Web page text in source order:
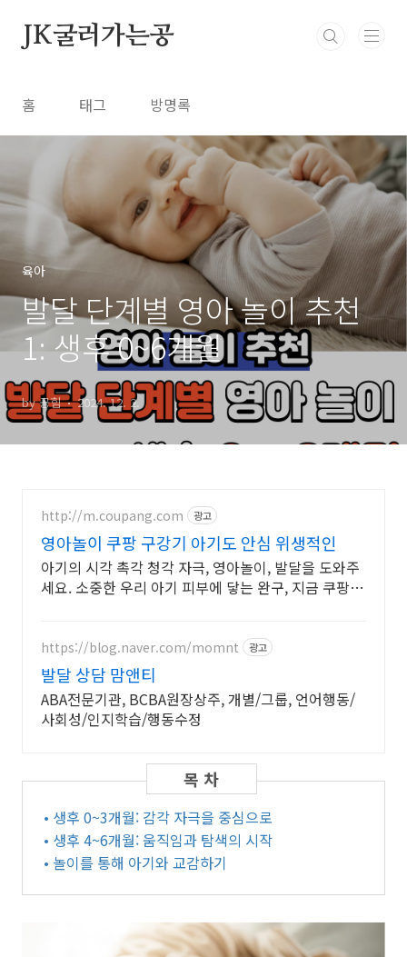
JK굴러가는공
홈 태그 방명록
육아
발달 단계별 영아 놀이 추천
1: 생후 0~6개월
by 공힘 2024. 12. 2.
http://m.coupang.com 광고
영아놀이 쿠팡 구강기 아기도 안심 위생적인
아기의 시각 촉각 청각 자극, 영아놀이, 발달을 도와주
세요. 소중한 우리 아기 피부에 닿는 완구, 지금 쿠팡에
https://blog.naver.com/momnt 광고
발달 상담 맘앤티
ABA전문기관, BCBA원장상주, 개별/그룹, 언어행동/
사회성/인지학습/행동수정
• 생후 0~3개월: 감각 자극을 중심으로
• 생후 4~6개월: 움직임과 탐색의 시작
• 놀이를 통해 아기와 교감하기